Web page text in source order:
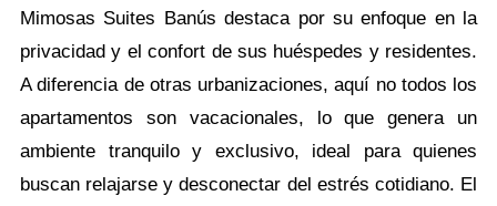
Mimosas Suites Banús destaca por su enfoque en la
privacidad y el confort de sus huéspedes y residentes.
A diferencia de otras urbanizaciones, aquí no todos los
apartamentos son vacacionales, lo que genera un
ambiente tranquilo y exclusivo, ideal para quienes
buscan relajarse y desconectar del estrés cotidiano. El